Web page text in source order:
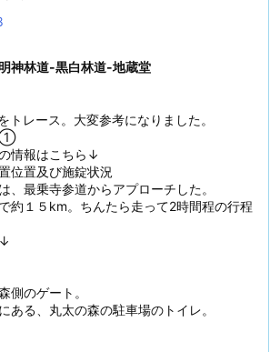
神林道-黒白林道-地蔵堂
レース。大変参考になりました。
①
情報はこちら↓
位置及び施錠状況
、最乗寺参道からアプローチした。
約１５km。ちんたら走って2時間程の行程
側のゲート。
ある、丸太の森の駐車場のトイレ。